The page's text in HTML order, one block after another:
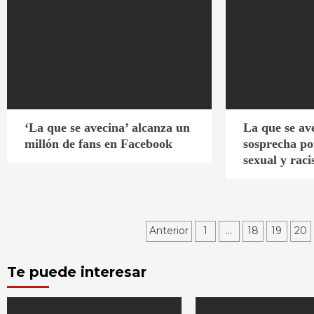
‘La que se avecina’ alcanza un
millón de fans en Facebook
La que se
sosprecha
sexual y
Paginación
Anterior 1 … 18 19 20
Te puede interesar